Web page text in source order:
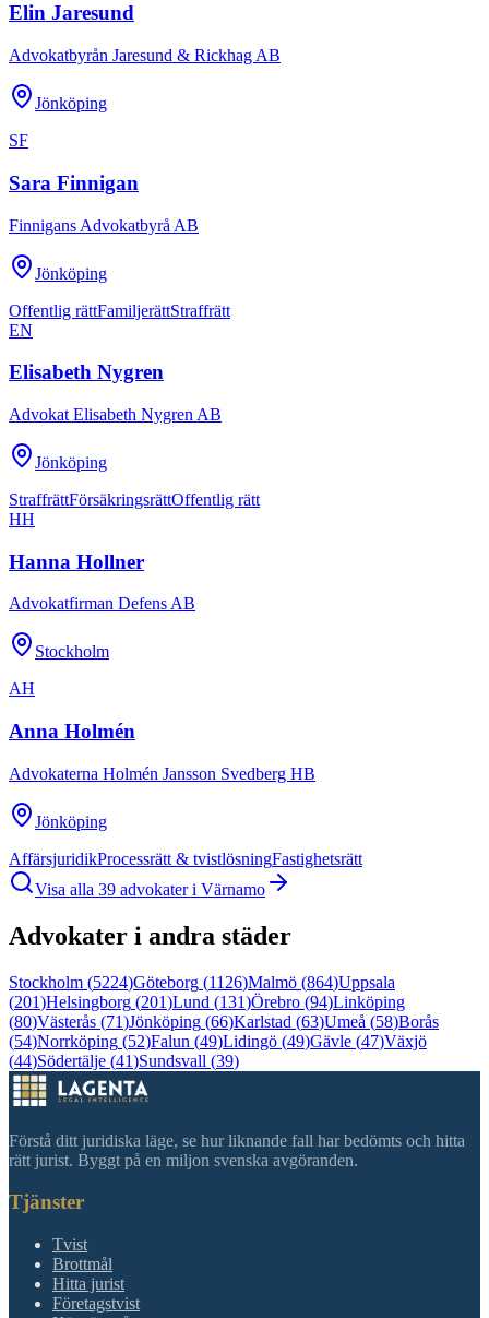
Elin Jaresund
Advokatbyrån Jaresund & Rickhag AB
Jönköping
SF
Sara Finnigan
Finnigans Advokatbyrå AB
Jönköping
Offentlig rättFamiljerättStraffrätt
EN
Elisabeth Nygren
Advokat Elisabeth Nygren AB
Jönköping
StraffrättFörsäkringsrättOffentlig rätt
HH
Hanna Hollner
Advokatfirman Defens AB
Stockholm
AH
Anna Holmén
Advokaterna Holmén Jansson Svedberg HB
Jönköping
AffärsjuridikProcessrätt & tvistlösningFastighetsrätt
Visa alla 39 advokater i Värnamo
Advokater i andra städer
Stockholm (5224)Göteborg (1126)Malmö (864)Uppsala
(201)Helsingborg (201)Lund (131)Örebro (94)Linköping
(80)Västerås (71)Jönköping (66)Karlstad (63)Umeå (58)Borås
(54)Norrköping (52)Falun (49)Lidingö (49)Gävle (47)Växjö
(44)Södertälje (41)Sundsvall (39)
Förstå ditt juridiska läge, se hur liknande fall har bedömts och hitta
rätt jurist. Byggt på en miljon svenska avgöranden.
Tjänster
Tvist
Brottmål
Hitta jurist
Företagstvist